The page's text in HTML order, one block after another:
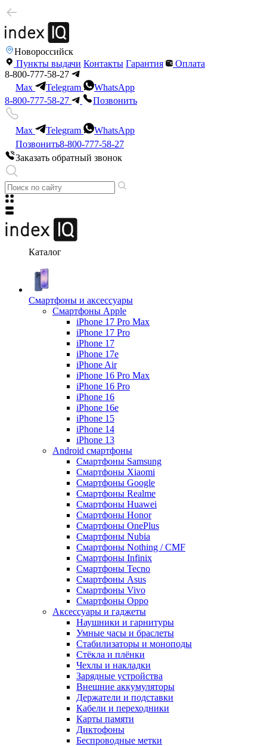
Новороссийск
Пункты выдачи Контакты Гарантия
Оплата
8-800-777-58-27
Max
Telegram
WhatsApp
8-800-777-58-27
Позвонить
Max Telegram
WhatsApp
Позвонить8-800-777-58-27
Заказать обратный звонок
Каталог
Смартфоны и аксессуары
Смартфоны Apple
iPhone 17 Pro Max
iPhone 17 Pro
iPhone 17
iPhone 17e
iPhone Air
iPhone 16 Pro Max
iPhone 16 Pro
iPhone 16
iPhone 16e
iPhone 15
iPhone 14
iPhone 13
Android cмартфоны
Смартфоны Samsung
Смартфоны Xiaomi
Смартфоны Google
Смартфоны Realme
Смартфоны Huawei
Смартфоны Honor
Смартфоны OnePlus
Смартфоны Nubia
Смартфоны Nothing / CMF
Смартфоны Infinix
Смартфоны Tecno
Смартфоны Asus
Смартфоны Vivo
Смартфоны Oppo
Аксессуары и гаджеты
Наушники и гарнитуры
Умные часы и браслеты
Стабилизаторы и моноподы
Стёкла и плёнки
Чехлы и накладки
Зарядные устройства
Внешние аккумуляторы
Держатели и подставки
Кабели и переходники
Карты памяти
Диктофоны
Беспроводные метки